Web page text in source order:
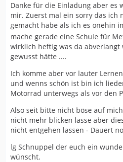
Danke für die Einladung aber es
mir. Zuerst mal ein sorry das ich
gemacht habe als ich es onehin
mache gerade eine Schule für
wirklich heftig was da abverlangt
gewusst hätte ....
Ich komme aber vor lauter
und wenns schön ist bin ich
Motorrad unterwegs als vor den
Also seit bitte nicht böse auf
nicht mehr blicken lasse aber
nicht entgehen lassen - Dauert
lg Schnuppel der euch ein
wünscht.